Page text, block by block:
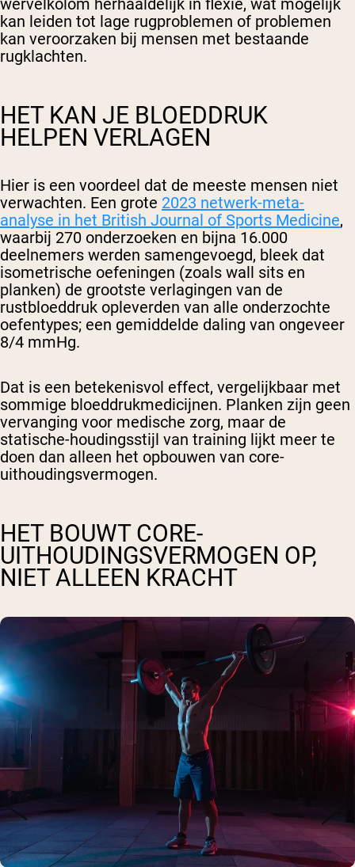
wervelkolom herhaaldelijk in flexie, wat mogelijk
kan leiden tot lage rugproblemen of problemen
kan veroorzaken bij mensen met bestaande
rugklachten.
HET KAN JE BLOEDDRUK
HELPEN VERLAGEN
Hier is een voordeel dat de meeste mensen niet
verwachten. Een grote 2023 netwerk-meta-
analyse in het British Journal of Sports Medicine,
waarbij 270 onderzoeken en bijna 16.000
deelnemers werden samengevoegd, bleek dat
isometrische oefeningen (zoals wall sits en
planken) de grootste verlagingen van de
rustbloeddruk opleverden van alle onderzochte
oefentypes; een gemiddelde daling van ongeveer
8/4 mmHg.
Dat is een betekenisvol effect, vergelijkbaar met
sommige bloeddrukmedicijnen. Planken zijn geen
vervanging voor medische zorg, maar de
statische-houdingsstijl van training lijkt meer te
doen dan alleen het opbouwen van core-
uithoudingsvermogen.
HET BOUWT CORE-
UITHOUDINGSVERMOGEN OP,
NIET ALLEEN KRACHT